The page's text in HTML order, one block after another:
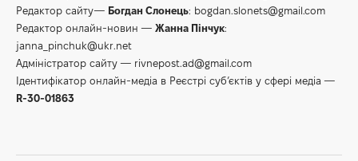
Редактор сайту— Богдан Слонець: bogdan.slonets@gmail.com
Редактор онлайн-новин — Жанна Пінчук:
janna_pinchuk@ukr.net
Адміністратор сайту — rivnepost.ad@gmail.com
Ідентифікатор онлайн-медіа в Реєстрі суб’єктів у сфері медіа —
R-30-01863